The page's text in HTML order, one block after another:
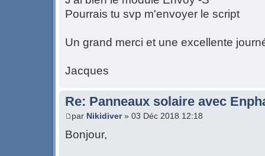
Pourrais tu svp m'envoyer le script
Un grand merci et une excellente
Jacques
Re: Panneaux solaire avec
par Nikidiver» 03 Déc 2018 12:18
Bonjour,